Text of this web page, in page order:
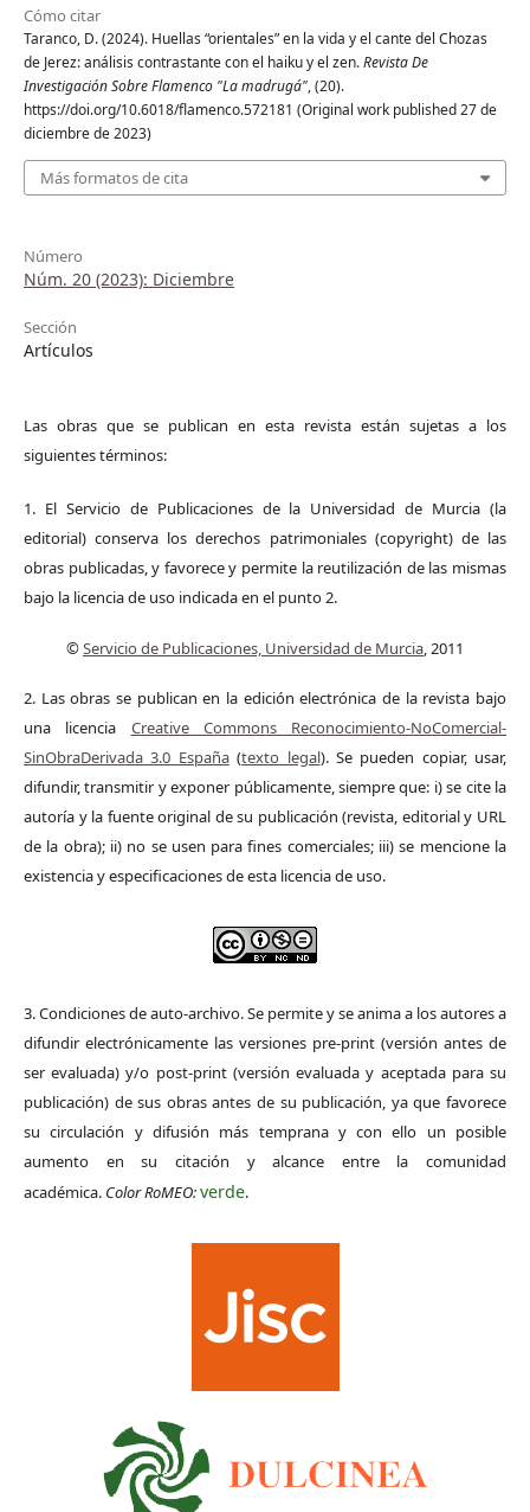
Cómo citar
Taranco, D. (2024). Huellas “orientales” en la vida y el cante del Chozas
de Jerez: análisis contrastante con el haiku y el zen.Revista De
Investigación Sobre Flamenco "La madrugá", (20).
https://doi.org/10.6018/flamenco.572181 (Original work published 27 de
diciembre de 2023)
Más formatos de cita
Número
Núm. 20 (2023): Diciembre
Sección
Artículos
Las obras que se publican en esta revista están sujetas a los
siguientes términos:
1. El Servicio de Publicaciones de la Universidad de Murcia (la
editorial) conserva los derechos patrimoniales (copyright) de las
obras publicadas, y favorece y permite la reutilización de las mismas
bajo la licencia de uso indicada en el punto 2.
©Servicio de Publicaciones, Universidad de Murcia, 2011
2. Las obras se publican en la edición electrónica de la revista bajo
una licencia Creative Commons Reconocimiento-NoComercial-
SinObraDerivada 3.0 España(texto legal). Se pueden copiar, usar,
difundir, transmitir y exponer públicamente, siempre que: i) se cite la
autoría y la fuente original de su publicación (revista, editorial y URL
de la obra); ii) no se usen para fines comerciales; iii) se mencione la
existencia y especificaciones de esta licencia de uso.
3. Condiciones de auto-archivo. Se permite y se anima a los autores a
difundir electrónicamente las versiones pre-print (versión antes de
ser evaluada) y/o post-print (versión evaluada y aceptada para su
publicación) de sus obras antes de su publicación, ya que favorece
su circulación y difusión más temprana y con ello un posible
aumento en su citación y alcance entre la comunidad
académica. Color RoMEO:verde.